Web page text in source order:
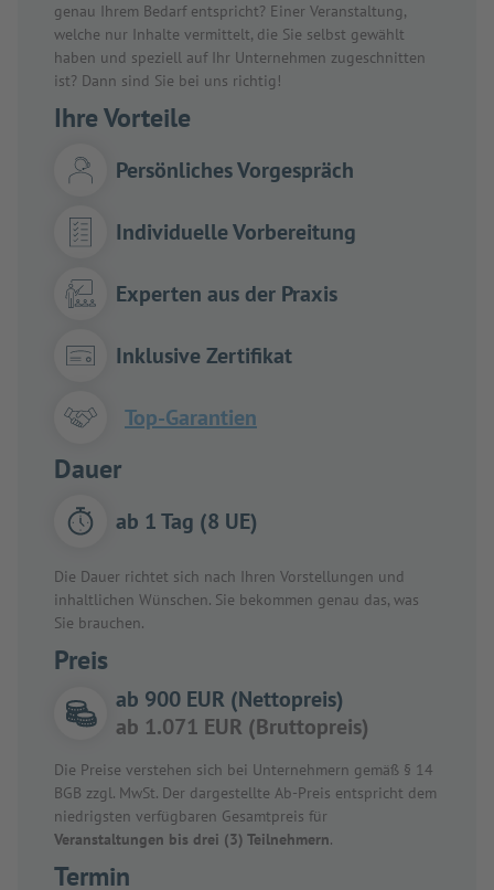
genau Ihrem Bedarf entspricht? Einer Veranstaltung,
welche nur Inhalte vermittelt, die Sie selbst gewählt
haben und speziell auf Ihr Unternehmen zugeschnitten
ist? Dann sind Sie bei uns richtig!
Ihre Vorteile
Persönliches Vorgespräch
Individuelle Vorbereitung
Experten aus der Praxis
Inklusive Zertifikat
Top-Garantien
Dauer
ab 1 Tag (8 UE)
Die Dauer richtet sich nach Ihren Vorstellungen und
inhaltlichen Wünschen. Sie bekommen genau das, was
Sie brauchen.
Preis
ab 900 EUR (Nettopreis)
ab 1.071 EUR (Bruttopreis)
Die Preise verstehen sich bei Unternehmern gemäß § 14
BGB zzgl. MwSt. Der dargestellte Ab-Preis entspricht dem
niedrigsten verfügbaren Gesamtpreis für
Veranstaltungen bis drei (3) Teilnehmern.
Termin